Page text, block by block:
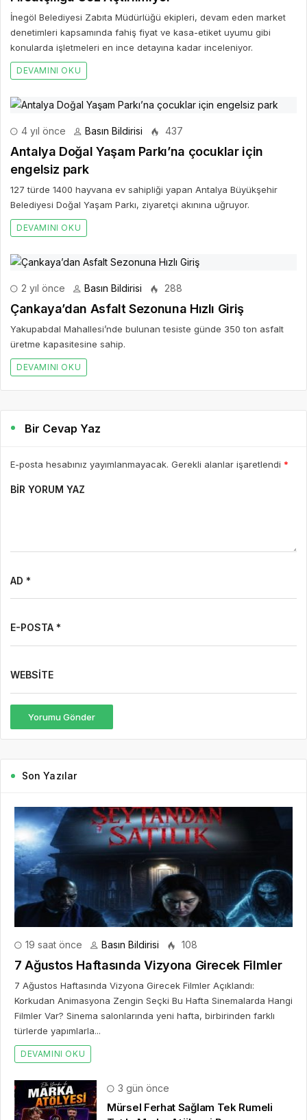
İnegöl Belediyesi Zabıta Müdürlüğü ekipleri, devam eden market
denetimleri kapsamında fahiş fiyat ve kasa-etiket uyumu gibi
konularda işletmeleri en ince detayına kadar inceleniyor.
DEVAMINI OKU
4 yıl önce Basın Bildirisi 437
Antalya Doğal Yaşam Parkı’na çocuklar için
engelsiz park
127 türde 1400 hayvana ev sahipliği yapan Antalya Büyükşehir
Belediyesi Doğal Yaşam Parkı, ziyaretçi akınına uğruyor.
DEVAMINI OKU
2 yıl önce Basın Bildirisi 288
Çankaya’dan Asfalt Sezonuna Hızlı Giriş
Yakupabdal Mahallesi’nde bulunan tesiste günde 350 ton asfalt
üretme kapasitesine sahip.
DEVAMINI OKU
Bir Cevap Yaz
E-posta hesabınız yayımlanmayacak. Gerekli alanlar işaretlendi *
BIR YORUM YAZ
AD *
E-POSTA *
WEBSITE
Yorumu Gönder
Son Yazılar
19 saat önce Basın Bildirisi 108
7 Ağustos Haftasında Vizyona Girecek Filmler
7 Ağustos Haftasında Vizyona Girecek Filmler Açıklandı:
Korkudan Animasyona Zengin Seçki Bu Hafta Sinemalarda Hangi
Filmler Var? Sinema salonlarında yeni hafta, birbirinden farklı
türlerde yapımlarla...
DEVAMINI OKU
3 gün önce
Mürsel Ferhat Sağlam Tek Rumeli